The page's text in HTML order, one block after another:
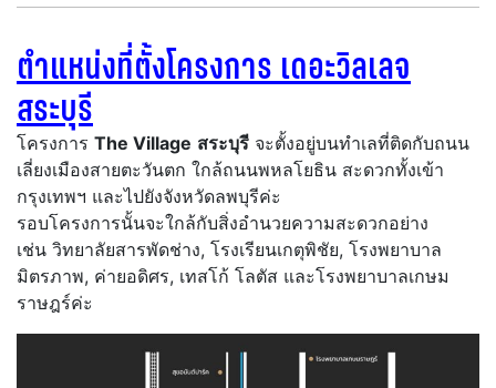
ตำแหน่งที่ตั้งโครงการ เดอะวิลเลจ
สระบุรี
โครงการ The Village สระบุรี จะตั้งอยู่บนทำเลที่ติดกับถนน
เลี่ยงเมืองสายตะวันตก ใกล้ถนนพหลโยธิน สะดวกทั้งเข้า
กรุงเทพฯ และไปยังจังหวัดลพบุรีค่ะ
รอบโครงการนั้นจะใกล้กับสิ่งอำนวยความสะดวกอย่าง
เช่น วิทยาลัยสารพัดช่าง, โรงเรียนเกตุพิชัย, โรงพยาบาล
มิตรภาพ, ค่ายอดิศร, เทสโก้ โลตัส และโรงพยาบาลเกษม
ราษฎร์ค่ะ